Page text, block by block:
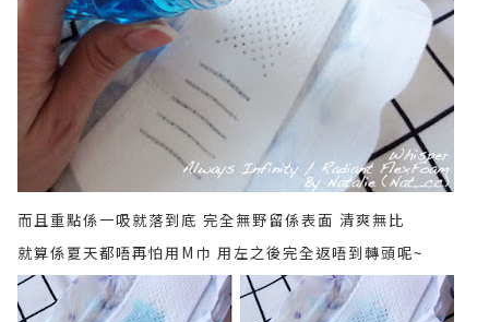
而且重點係一吸就落到底 完全無野留係表面 清爽無比
就算係夏天都唔再怕用M巾 用左之後完全返唔到轉頭呢~